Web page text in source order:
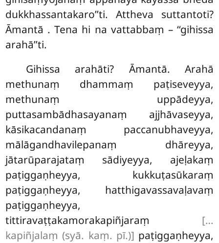
dukkhassantakaro’’ti. Attheva suttantoti?
Āmantā . Tena hi na vattabbaṃ – ‘‘gihissa
arahā’’ti.
Gihissa arahāti? Āmantā. Arahā
methunaṃ dhammaṃ paṭiseveyya,
methunaṃ uppādeyya,
puttasambādhasayanaṃ ajjhāvaseyya,
kāsikacandanaṃ paccanubhaveyya,
mālāgandhavilepanaṃ dhāreyya,
jātarūparajataṃ sādiyeyya, ajeḷakaṃ
paṭiggaṇheyya, kukkuṭasūkaraṃ
paṭiggaṇheyya, hatthigavassavaḷavaṃ
paṭiggaṇheyya,
tittiravaṭṭakamorakapiñjaraṃ […
kapiñjalaṃ (syā. kaṃ. pī.)] paṭiggaṇheyya,